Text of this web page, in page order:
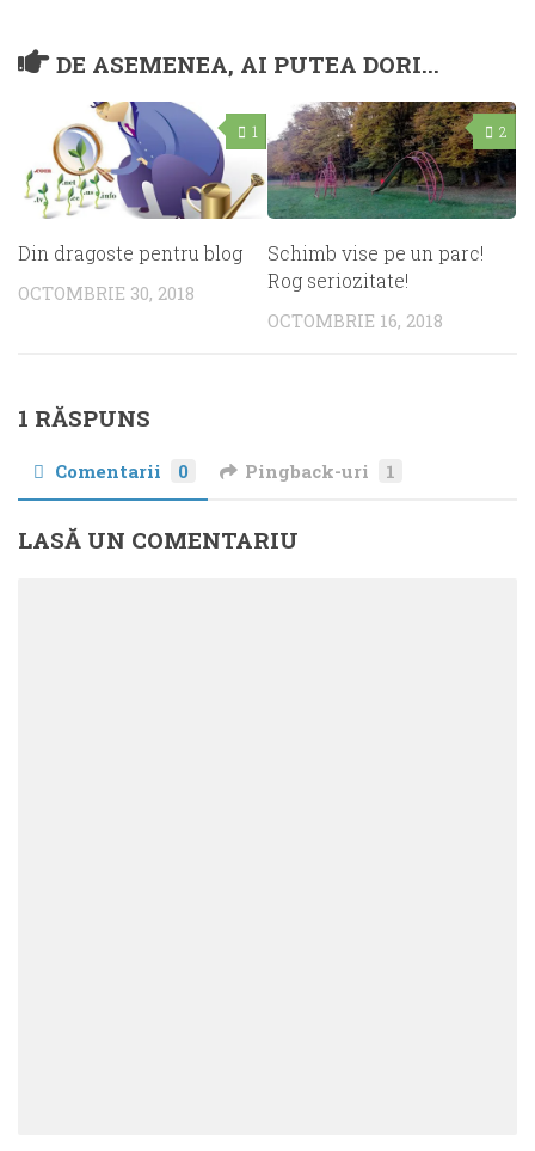
DE ASEMENEA, AI PUTEA DORI...
1
Din dragoste pentru blog
OCTOMBRIE 30, 2018
2
Schimb vise pe un parc!
Rog seriozitate!
OCTOMBRIE 16, 2018
1 RĂSPUNS
Comentarii 0 Pingback-uri 1
LASĂ UN COMENTARIU